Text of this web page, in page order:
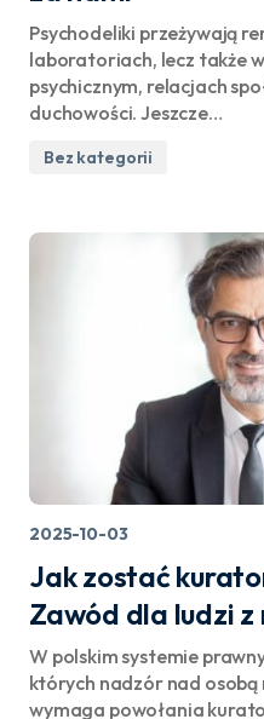
Psychodeliki przeżywają
laboratoriach, lecz także
psychicznym, relacjach
duchowości. Jeszcze…
Bez kategorii
2025-10-03
Jak zostać
Zawód dla ludzi z
W polskim systemie
których nadzór nad osobą
wymaga powołania